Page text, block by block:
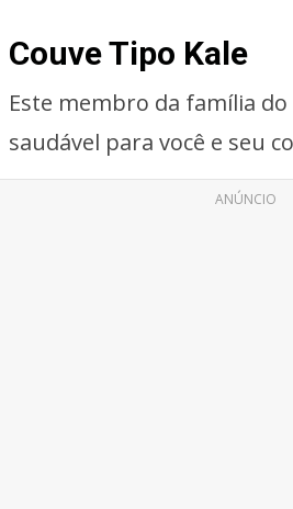
Couve Tipo Kale
Este membro da família
saudável para você e seu
ANÚNCIO